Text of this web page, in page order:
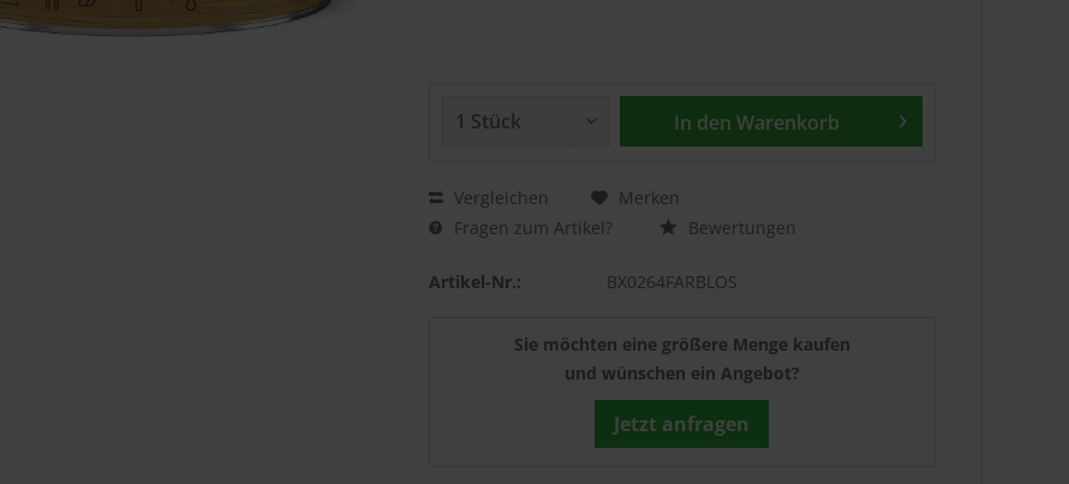
In den Warenkorb
Vergleichen
Merken
Fragen zum Artikel?
Bewertungen
Artikel-Nr.: BX0264FARBLOS
Sie möchten eine größere Menge kaufen
und wünschen ein Angebot?
Jetzt anfragen